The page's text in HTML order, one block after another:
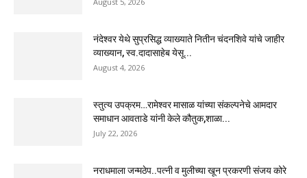
नंदेश्वर येथे सुप्रसिद्ध व्याख्याते नितीन चंदनशिवे यांचे जाहीर
व्याख्यान, स्व.दादासाहेब येसू...
August 4, 2026
स्तुत्य उपक्रम…रामेश्वर मासाळ यांच्या संकल्पनेचे आमदार
समाधान आवताडे यांनी केले कौतुक,शाळा...
July 22, 2026
नराधमाला जन्मठेप..पत्नी व मुलीच्या खून प्रकरणी संजय कोरे